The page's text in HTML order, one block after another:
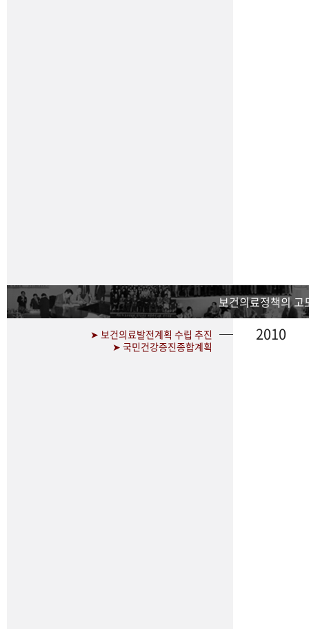
보건의료정책의 고
➤ 보건의료발전계획 수립 추진
➤ 국민건강증진종합계획
2010